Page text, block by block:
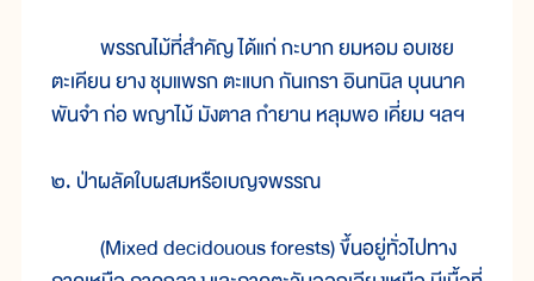
พรรณไม้ที่สำคัญ ได้แก่ กะบาก ยมหอม อบเชย
ตะเคียน ยาง ชุมแพรก ตะแบก กันเกรา อินทนิล บุนนาค
พันจำ ก่อ พญาไม้ มังตาล กำยาน หลุมพอ เคี่ยม ฯลฯ
๒. ป่าผลัดใบผสมหรือเบญจพรรณ
(Mixed decidouous forests) ขึ้นอยู่ทั่วไปทาง